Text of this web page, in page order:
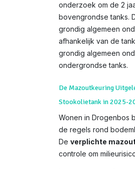
onderzoek om de 2
bovengrondse tanks.
grondig algemeen
afhankelijk van de
grondig algemeen
ondergrondse tanks.
De Mazoutkeuring
Stookolietank in 2025-
Wonen in Drogenbos
de regels rond
De verplichte
controle om